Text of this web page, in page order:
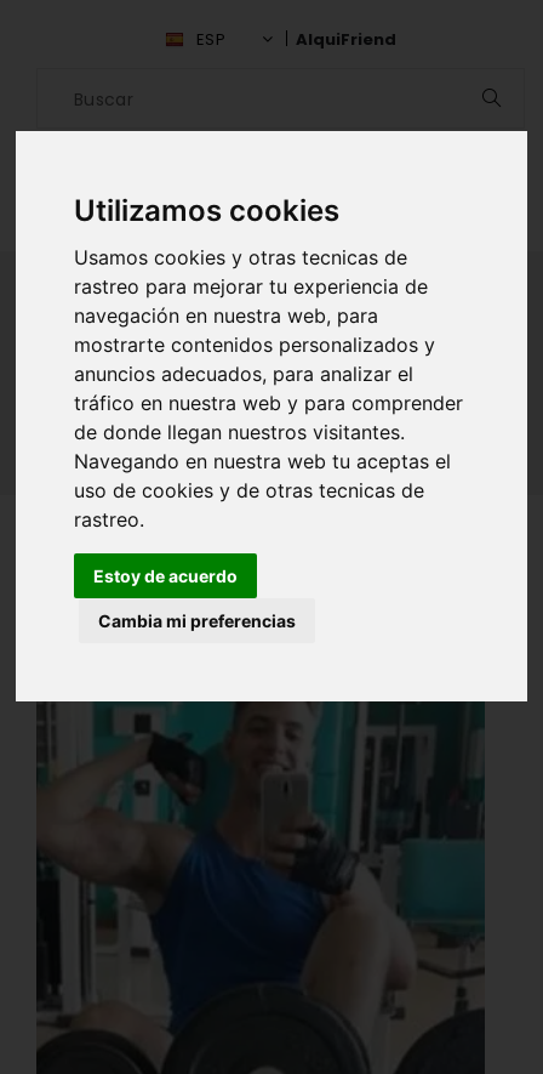
Utilizamos cookies
Usamos cookies y otras tecnicas de
rastreo para mejorar tu experiencia de
navegación en nuestra web, para
mostrarte contenidos personalizados y
anuncios adecuados, para analizar el
tráfico en nuestra web y para comprender
de donde llegan nuestros visitantes.
Navegando en nuestra web tu aceptas el
uso de cookies y de otras tecnicas de
rastreo.
Estoy de acuerdo
Cambia mi preferencias
ESP AlquiFriend
ALQUILAR AMIGO
Inicio Amigos Valencia Jose Caro